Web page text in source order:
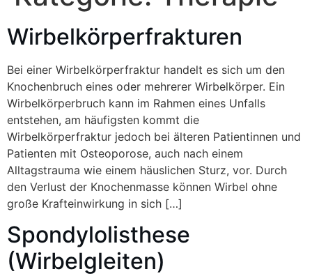
Wirbelkörperfrakturen
Bei einer Wirbelkörperfraktur handelt es sich um den
Knochenbruch eines oder mehrerer Wirbelkörper. Ein
Wirbelkörperbruch kann im Rahmen eines Unfalls
entstehen, am häufigsten kommt die
Wirbelkörperfraktur jedoch bei älteren Patientinnen und
Patienten mit Osteoporose, auch nach einem
Alltagstrauma wie einem häuslichen Sturz, vor. Durch
den Verlust der Knochenmasse können Wirbel ohne
große Krafteinwirkung in sich […]
Spondylolisthese
(Wirbelgleiten)